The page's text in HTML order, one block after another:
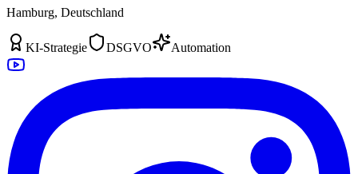
Hamburg, Deutschland
KI-Strategie DSGVO Automation